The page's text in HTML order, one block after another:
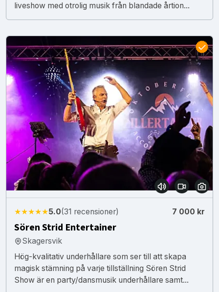
liveshow med otrolig musik från blandade årtion...
★★★★★5.0(31 recensioner) 7 000 kr
Sören Strid Entertainer
Skagersvik
Hög-kvalitativ underhållare som ser till att skapa
magisk stämning på varje tillställning Sören Strid
Show är en party/dansmusik underhållare samt...